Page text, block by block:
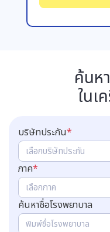
ค้นห
ในเ
บริษัทประกัน*
เลือกบริษัทประกัน
ภาค*
เลือกภาค
ค้นหาชื่อโรงพยาบาล